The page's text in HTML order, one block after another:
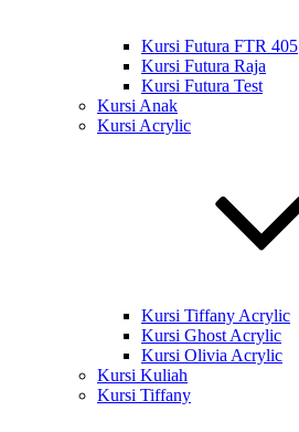
Kursi Futura FTR 405
Kursi Futura Raja
Kursi Futura Test
Kursi Anak
Kursi Acrylic
Kursi Tiffany Acrylic
Kursi Ghost Acrylic
Kursi Olivia Acrylic
Kursi Kuliah
Kursi Tiffany